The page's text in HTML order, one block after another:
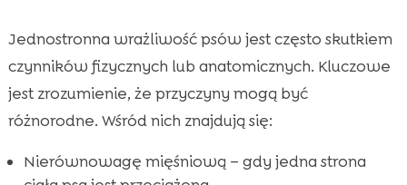
Jednostronna wrażliwość psów jest często skutkiem
czynników fizycznych lub anatomicznych. Kluczowe
jest zrozumienie, że przyczyny mogą być
różnorodne. Wśród nich znajdują się:
Nierównowagę mięśniową – gdy jedna strona